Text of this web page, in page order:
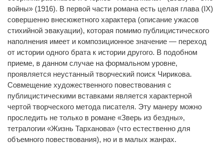
войны» (1916). В первой части романа есть целая глава (IX)
совершенно внесюжетного характера (описание ужасов
стихийной эвакуации), которая помимо публицистического
наполнения имеет и композиционное значение — переход
от истории одного брата к истории другого. В подобном
приеме, в данном случае на формальном уровне,
проявляется неустанный творческий поиск Чирикова.
Совмещение художественного повествования с
публицистическими вставками является характерной
чертой творческого метода писателя. Эту манеру можно
проследить не только в романе «Зверь из бездны»,
тетралогии «Жизнь Тарханова» (что естественно для
объемного повествования), но и в малых жанрах.